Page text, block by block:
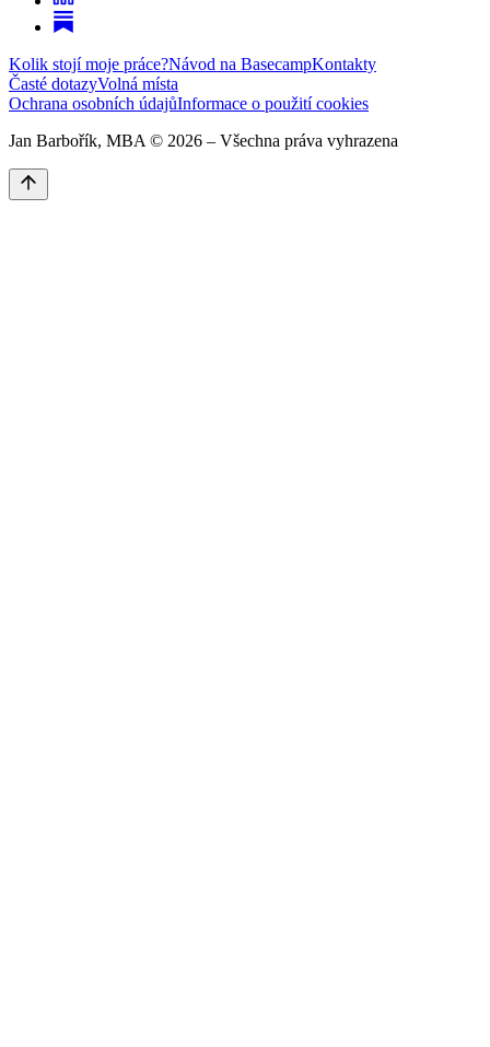
Kolik stojí moje práce?Návod na BasecampKontakty
Časté dotazyVolná místa
Ochrana osobních údajůInformace o použití cookies
Jan Barbořík, MBA © 2026 – Všechna práva vyhrazena